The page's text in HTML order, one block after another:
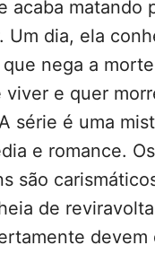
acaba matando
Um dia, ela
nega a
viver e quer
série é uma
e romance. Os
são
de
devem